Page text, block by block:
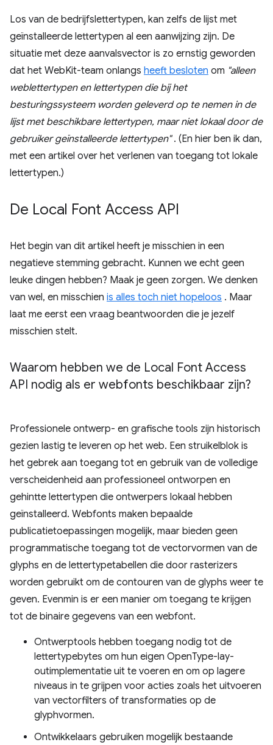
Los van de bedrijfslettertypen, kan zelfs de lijst met
geïnstalleerde lettertypen al een aanwijzing zijn. De
situatie met deze aanvalsvector is zo ernstig geworden
dat het WebKit-team onlangs heeft besloten om "alleen
weblettertypen en lettertypen die bij het
besturingssysteem worden geleverd op te nemen in de
lijst met beschikbare lettertypen, maar niet lokaal door de
gebruiker geïnstalleerde lettertypen". (En hier ben ik dan,
met een artikel over het verlenen van toegang tot lokale
lettertypen.)
De Local Font Access API
Het begin van dit artikel heeft je misschien in een
negatieve stemming gebracht. Kunnen we echt geen
leuke dingen hebben? Maak je geen zorgen. We denken
van wel, en misschien is alles toch niet hopeloos . Maar
laat me eerst een vraag beantwoorden die je jezelf
misschien stelt.
Waarom hebben we de Local Font Access
API nodig als er webfonts beschikbaar zijn?
Professionele ontwerp- en grafische tools zijn historisch
gezien lastig te leveren op het web. Een struikelblok is
het gebrek aan toegang tot en gebruik van de volledige
verscheidenheid aan professioneel ontworpen en
gehintte lettertypen die ontwerpers lokaal hebben
geïnstalleerd. Webfonts maken bepaalde
publicatietoepassingen mogelijk, maar bieden geen
programmatische toegang tot de vectorvormen van de
glyphs en de lettertypetabellen die door rasterizers
worden gebruikt om de contouren van de glyphs weer te
geven. Evenmin is er een manier om toegang te krijgen
tot de binaire gegevens van een webfont.
Ontwerptools hebben toegang nodig tot de
lettertypebytes om hun eigen OpenType-lay-
outimplementatie uit te voeren en om op lagere
niveaus in te grijpen voor acties zoals het uitvoeren
van vectorfilters of transformaties op de
glyphvormen.
Ontwikkelaars gebruiken mogelijk bestaande